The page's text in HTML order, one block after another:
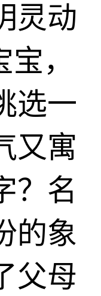
灵动
，
选一
又寓
？名
的象
父母